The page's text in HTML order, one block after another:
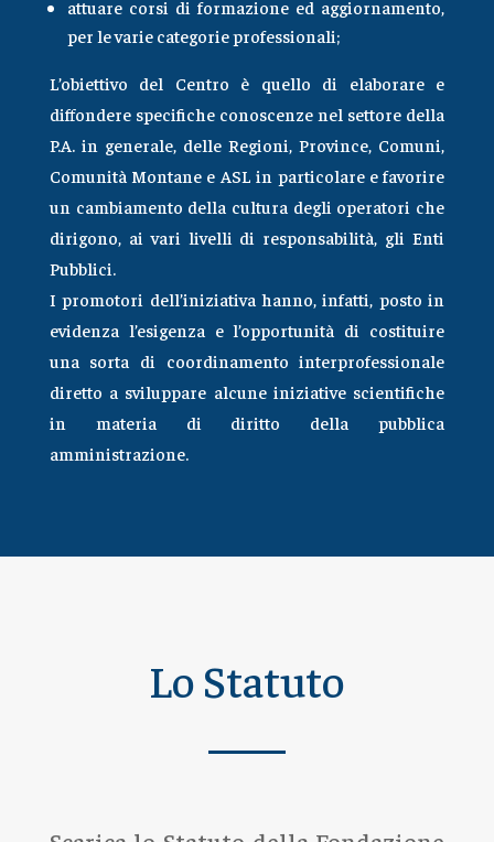
attuare corsi di formazione ed aggiornamento,
per le varie categorie professionali;
L’obiettivo del Centro è quello di elaborare e
diffondere specifiche conoscenze nel settore della
P.A. in generale, delle Regioni, Province, Comuni,
Comunità Montane e ASL in particolare e favorire
un cambiamento della cultura degli operatori che
dirigono, ai vari livelli di responsabilità, gli Enti
Pubblici.
I promotori dell’iniziativa hanno, infatti, posto in
evidenza l’esigenza e l’opportunità di costituire
una sorta di coordinamento interprofessionale
diretto a sviluppare alcune iniziative scientifiche
in materia di diritto della pubblica
amministrazione.
Lo Statuto